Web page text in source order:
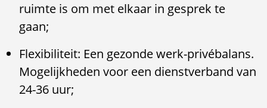
ruimte is om met elkaar in gesprek te
gaan;
Flexibiliteit: Een gezonde werk-privébalans.
Mogelijkheden voor een dienstverband van
24-36 uur;